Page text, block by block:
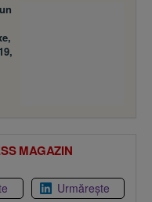
MAGAZIN
Urmărește